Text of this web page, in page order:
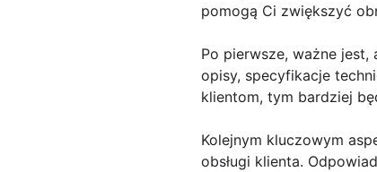
pomogą Ci zwiększyć
Po pierwsze, ważne
opisy, specyfikacje
klientom, tym bardziej
Kolejnym kluczowym
obsługi klienta.